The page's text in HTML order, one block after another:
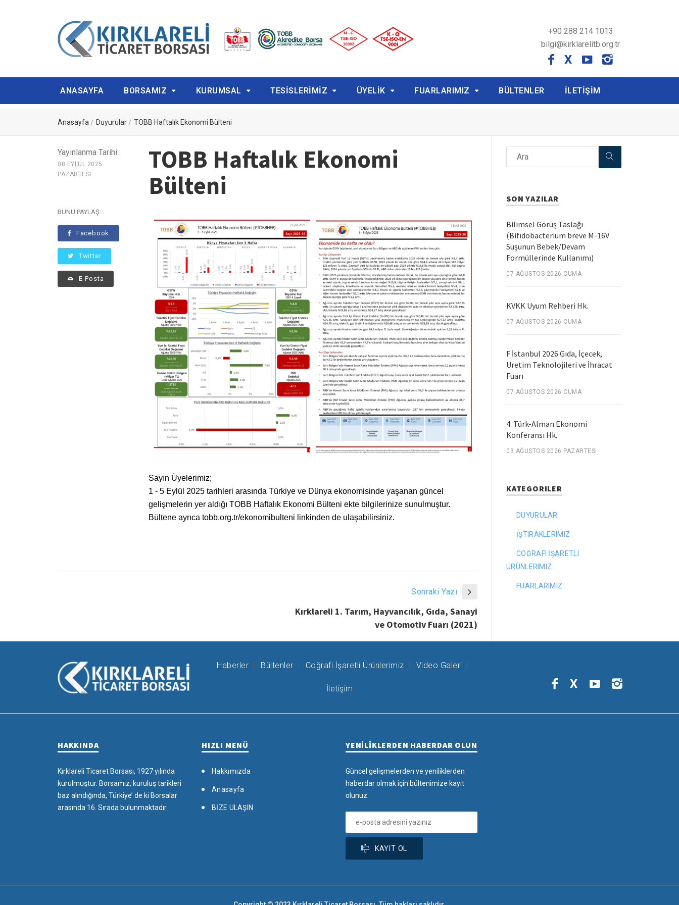
+90 288 214 1013
bilgi@kirklarelitb.org.tr
X
ANASAYFA BORSAMIZ KURUMSAL TESİSLERİMİZ ÜYELİK FUARLARIMIZ BÜLTENLER İLETİŞİM
Anasayfa Duyurular TOBB Haftalık Ekonomi Bülteni
Yayınlanma Tarihi :
08 EYLÜL 2025
PAZARTESI
BUNU PAYLAŞ:
Facebook
Twitter
E-Posta
TOBB Haftalık Ekonomi
Bülteni
Sayın Üyelerimiz;
1 - 5 Eylül 2025 tarihleri arasında Türkiye ve Dünya ekonomisinde yaşanan güncel
gelişmelerin yer aldığı TOBB Haftalık Ekonomi Bülteni ekte bilgilerinize sunulmuştur.
Bültene ayrıca tobb.org.tr/ekonomibulteni linkinden de ulaşabilirsiniz.
Sonraki Yazı
Kırklareli 1. Tarım, Hayvancılık, Gıda, Sanayi
ve Otomotiv Fuarı (2021)
SON YAZILAR
Bilimsel Görüş Taslağı
(Bifıdobacterium breve M-16V
Suşunun Bebek/Devam
Formüllerinde Kullanımı)
07 AĞUSTOS 2026 CUMA
KVKK Uyum Rehberi Hk.
07 AĞUSTOS 2026 CUMA
F İstanbul 2026 Gıda, İçecek,
Üretim Teknolojileri ve İhracat
Fuarı
07 AĞUSTOS 2026 CUMA
4. Türk-Alman Ekonomi
Konferansı Hk.
03 AĞUSTOS 2026 PAZARTESI
KATEGORILER
DUYURULAR
İŞTIRAKLERIMIZ
COĞRAFI İŞARETLI
ÜRÜNLERIMIZ
FUARLARIMIZ
Haberler Bültenler Coğrafi İşaretli Ürünlerimiz Video Galeri
İletişim X
HAKKINDA
Kırklareli Ticaret Borsası, 1927 yılında
kurulmuştur. Borsamız, kuruluş tarikleri
baz alındığında, Türkiye’ de ki Borsalar
arasında 16. Sırada bulunmaktadır.
HIZLI MENÜ
Hakkımızda
Anasayfa
BİZE ULAŞIN
YENİLİKLERDEN HABERDAR OLUN
Güncel gelişmelerden ve yeniliklerden
haberdar olmak için bültenimize kayıt
olunuz.
KAYIT OL